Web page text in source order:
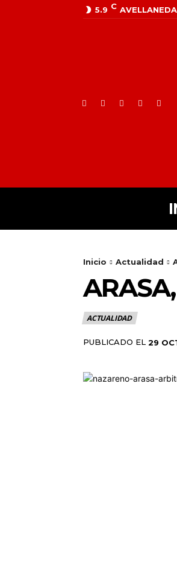
5.9 C AVELLANEDA
Inicio Actualidad
ACTUALIDAD
PUBLICADO EL 29